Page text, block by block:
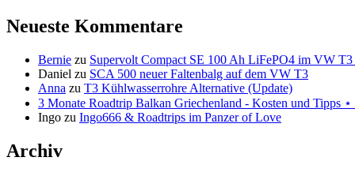
Neueste Kommentare
Bernie zu Supervolt Compact SE 100 Ah LiFePO4 im VW
Daniel zu SCA 500 neuer Faltenbalg auf dem VW T3
Anna zu T3 Kühlwasserrohre Alternative (Update)
3 Monate Roadtrip Balkan Griechenland - Kosten und Tipps
Ingo zu Ingo666 & Roadtrips im Panzer of Love
Archiv